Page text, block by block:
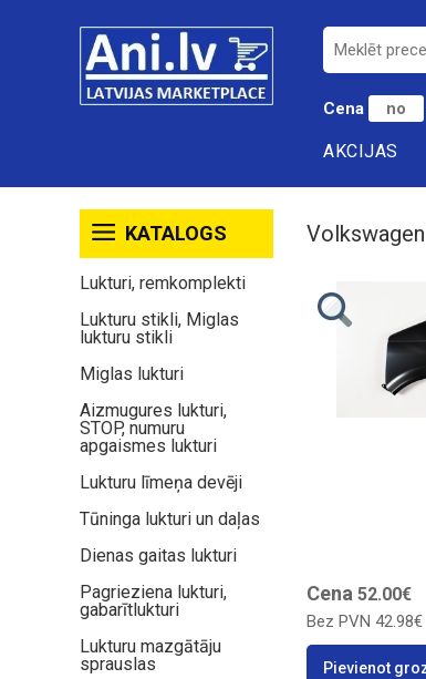
Cena
AKCIJAS
KATALOGS
Lukturi, remkomplekti
Lukturu stikli, Miglas
lukturu stikli
Miglas lukturi
Aizmugures lukturi,
STOP, numuru
apgaismes lukturi
Lukturu līmeņa devēji
Tūninga lukturi un daļas
Dienas gaitas lukturi
Pagrieziena lukturi,
gabarītlukturi
Lukturu mazgātāju
sprauslas
Cena 52.00€
Bez PVN 42.98€
Pievienot